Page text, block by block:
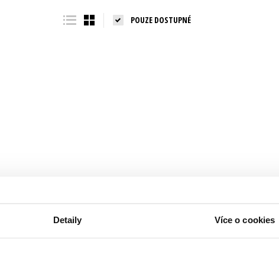
Detaily Více o cookies
- naučné pro děti
Young adult (SK)
POUZE DOSTUPNÉ